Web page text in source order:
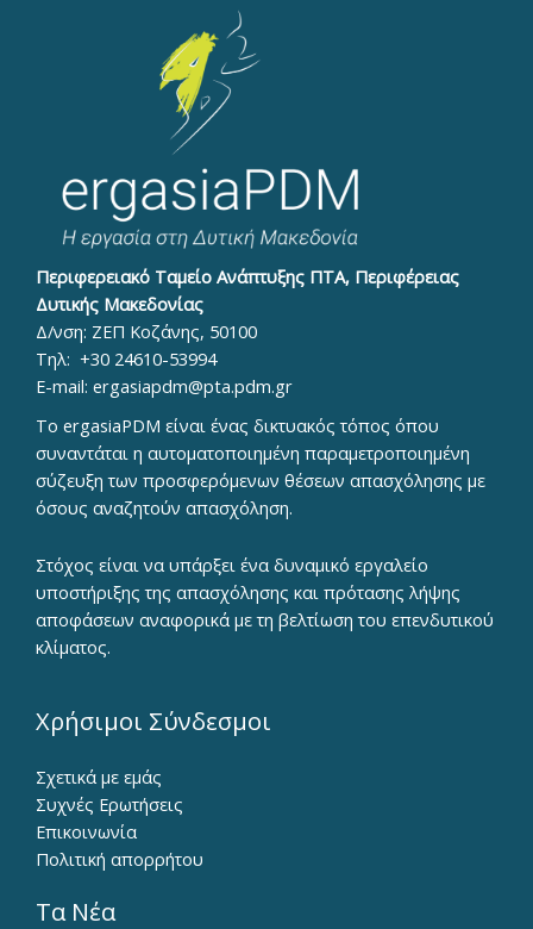
Περιφερειακό Ταμείο Ανάπτυξης ΠΤΑ, Περιφέρειας
Δυτικής Μακεδονίας
Δ/νση: ΖΕΠ Κοζάνης, 50100
Τηλ: +30 24610-53994
E-mail: ergasiapdm@pta.pdm.gr
To ergasiaPDM είναι ένας δικτυακός τόπος όπου
συναντάται η αυτοματοποιημένη παραμετροποιημένη
σύζευξη των προσφερόμενων θέσεων απασχόλησης με
όσους αναζητούν απασχόληση.
Στόχος είναι να υπάρξει ένα δυναμικό εργαλείο
υποστήριξης της απασχόλησης και πρότασης λήψης
αποφάσεων αναφορικά με τη βελτίωση του επενδυτικού
κλίματος.
Χρήσιμοι Σύνδεσμοι
Σχετικά με εμάς
Συχνές Ερωτήσεις
Επικοινωνία
Πολιτική απορρήτου
Τα Νέα